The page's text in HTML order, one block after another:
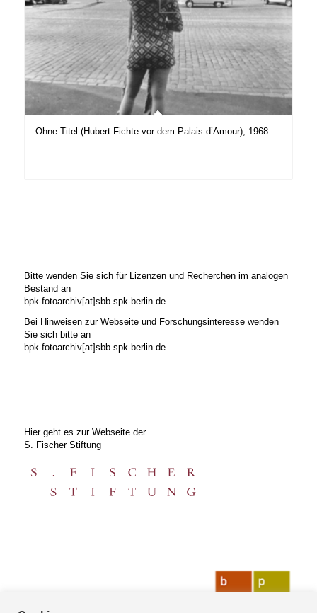
Ohne Titel (Hubert Fichte vor dem Palais d’Amour), 1968
Bitte wenden Sie sich für Lizenzen und Recherchen im analogen
Bestand an
bpk-fotoarchiv[at]sbb.spk-berlin.de
Bei Hinweisen zur Webseite und Forschungsinteresse wenden
Sie sich bitte an
bpk-fotoarchiv[at]sbb.spk-berlin.de
Hier geht es zur Webseite der
S. Fischer Stiftung